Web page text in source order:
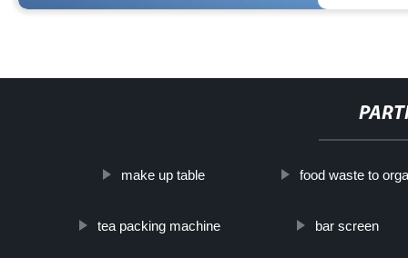
make up table food waste to
tea packing machine bar screen